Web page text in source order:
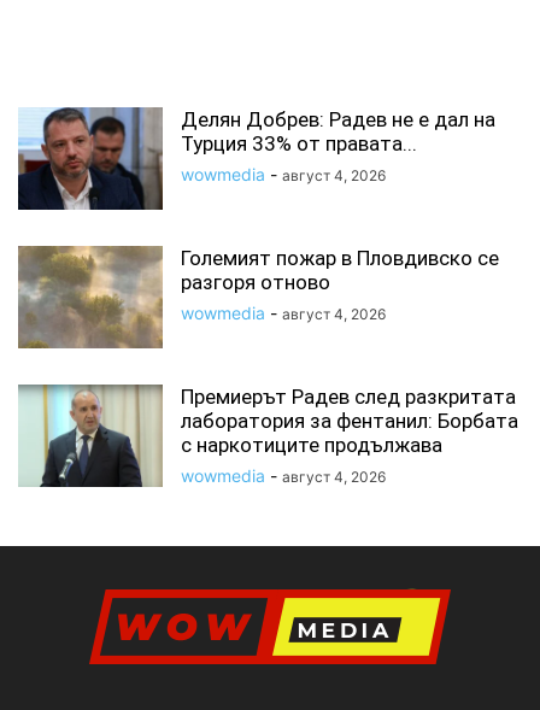
Делян Добрев: Радев не е дал на
Турция 33% от правата...
wowmedia - август 4, 2026
Големият пожар в Пловдивско се
разгоря отново
wowmedia - август 4, 2026
Премиерът Радев след разкритата
лаборатория за фентанил: Борбата
с наркотиците продължава
wowmedia - август 4, 2026